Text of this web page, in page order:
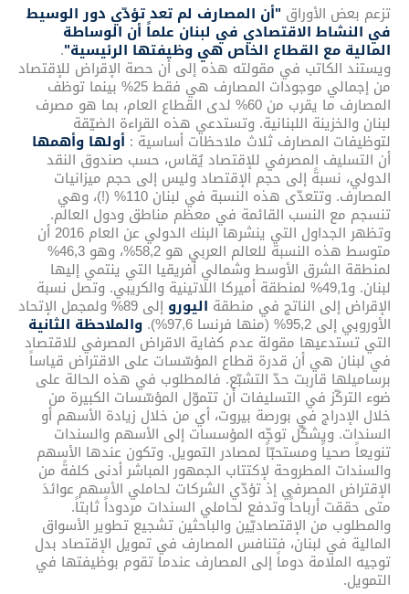
تزعم بعض الأوراق "أن المصارف لم تعد تؤدّي دور الوسيط
في النشاط الاقتصادي في لبنان علماً أن الوساطة
المالية مع القطاع الخاص هي وظيفتها الرئيسية".
ويستند الكاتب في مقولته هذه إلى أن حصة الإقراض للإقتصاد
من إجمالي موجودات المصارف هي فقط 25% بينما توظف
المصارف ما يقرب من 60% لدى القطاع العام، بما هو مصرف
لبنان والخزينة اللبنانية. وتستدعي هذه القراءة الضيّقة
لتوظيفات المصارف ثلاث ملاحظات أساسية : أولها وأهمها
أن التسليف المصرفي للإقتصاد يُقاس، حسب صندوق النقد
الدولي، نسبةً إلى حجم الإقتصاد وليس إلى حجم ميزانيات
المصارف. وتتعدّى هذه النسبة في لبنان 110% (!)، وهي
تنسجم مع النسب القائمة في معظم مناطق ودول العالم.
وتظهر الجداول التي ينشرها البنك الدولي عن العام 2016 أن
متوسط هذه النسبة للعالم العربي هو 58,2%، وهو 46,3%
لمنطقة الشرق الأوسط وشمالي أفريقيا التي ينتمي إليها
لبنان. و49,1% لمنطقة أميركا اللاتينية والكريبي. وتصل نسبة
الإقراض إلى الناتج في منطقة اليورو إلى 89% ولمجمل الإتحاد
الأوروبي إلى 95,2% (منها فرنسا 97,6%). والملاحظة الثانية
التي تستدعيها مقولة عدم كفاية الاقراض المصرفي للاقتصاد
في لبنان هي أن قدرة قطاع المؤسّسات على الاقتراض قياساً
برساميلها قاربت حدّ التشبّع. فالمطلوب في هذه الحالة على
ضوء التركّز في التسليفات أن تتموّل المؤسّسات الكبيرة من
خلال الإدراج في بورصة بيروت، أي من خلال زيادة الأسهم أو
السندات. ويشكّل توجّه المؤسسات إلى الأسهم والسندات
تنويعاً صحياً ومستحبّاً لمصادر التمويل. وتكون عندها الأسهم
والسندات المطروحة لإكتتاب الجمهور المباشر أدنى كلفةً من
الإقتراض المصرفي إذ تؤدّي الشركات لحاملي الأسهم عوائدَ
متى حققت أرباحاً وتدفع لحاملي السندات مردوداً ثابتاً.
والمطلوب من الإقتصاديّين والباحثين تشجيع تطوير الأسواق
المالية في لبنان، فتنافس المصارف في تمويل الإقتصاد بدل
توجيه الملامة دوماً إلى المصارف عندما تقوم بوظيفتها في
التمويل.